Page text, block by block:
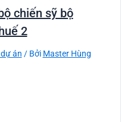
chiến sỹ bộ
2
án / Bởi Master Hùng